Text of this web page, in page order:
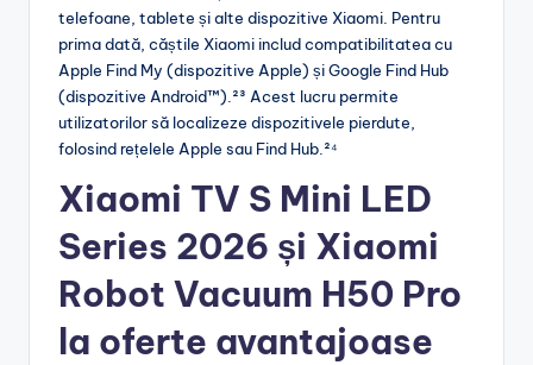
telefoane, tablete și alte dispozitive Xiaomi. Pentru
prima dată, căștile Xiaomi includ compatibilitatea cu
Apple Find My (dispozitive Apple) și Google Find Hub
(dispozitive Android™).²³ Acest lucru permite
utilizatorilor să localizeze dispozitivele pierdute,
folosind rețelele Apple sau Find Hub.²⁴
Xiaomi TV S Mini LED
Series 2026 și Xiaomi
Robot Vacuum H50 Pro
la oferte avantajoase